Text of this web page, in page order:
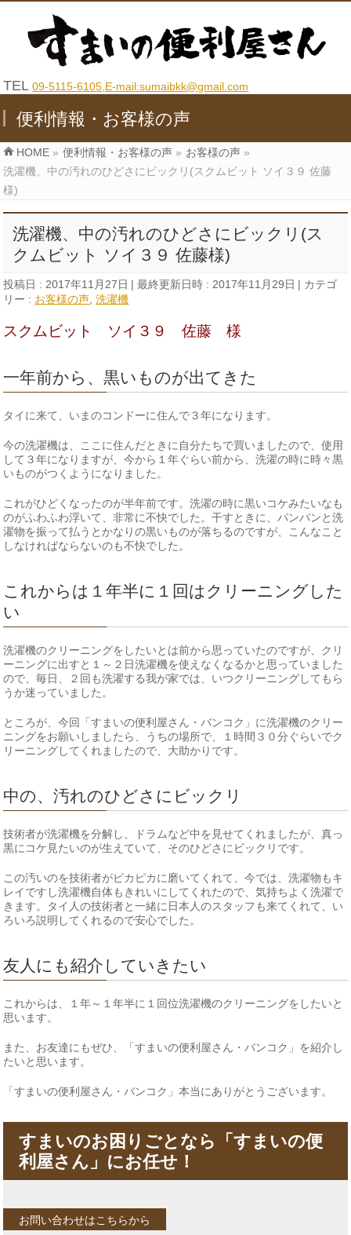
TEL09-5115-6105,E-mail:sumaibkk@gmail.com
便利情報・お客様の声
HOME » 便利情報・お客様の声 » お客様の声 »
洗濯機、中の汚れのひどさにビックリ(スクムビット ソイ３９ 佐藤
様)
洗濯機、中の汚れのひどさにビックリ(ス
クムビット ソイ３９ 佐藤様)
投稿日 : 2017年11月27日 最終更新日時 : 2017年11月29日
カテゴ
リー : お客様の声,洗濯機
スクムビット ソイ３９ 佐藤 様
一年前から、黒いものが出てきた
タイに来て、いまのコンドーに住んで３年になります。
今の洗濯機は、ここに住んだときに自分たちで買いましたので、使用
して３年になりますが、今から１年ぐらい前から、洗濯の時に時々黒
いものがつくようになりました。
これがひどくなったのが半年前です。洗濯の時に黒いコケみたいなも
のがふわふわ浮いて、非常に不快でした。干すときに、パンパンと洗
濯物を振って払うとかなりの黒いものが落ちるのですが、こんなこと
しなければならないのも不快でした。
これからは１年半に１回はクリーニングした
い
洗濯機のクリーニングをしたいとは前から思っていたのですが、クリ
ーニングに出すと１～２日洗濯機を使えなくなるかと思っていました
ので、毎日、２回も洗濯する我が家では、いつクリーニングしてもら
うか迷っていました。
ところが、今回「すまいの便利屋さん・バンコク」に洗濯機のクリー
ニングをお願いしましたら、うちの場所で、１時間３０分ぐらいでク
リーニングしてくれましたので、大助かりです。
中の、汚れのひどさにビックリ
技術者が洗濯機を分解し、ドラムなど中を見せてくれましたが、真っ
黒にコケ見たいのが生えていて、そのひどさにビックリです。
この汚いのを技術者がピカピカに磨いてくれて、今では、洗濯物もキ
レイですし洗濯機自体もきれいにしてくれたので、気持ちよく洗濯で
きます。タイ人の技術者と一緒に日本人のスタッフも来てくれて、い
ろいろ説明してくれるので安心でした。
友人にも紹介していきたい
これからは、１年～１年半に１回位洗濯機のクリーニングをしたいと
思います。
また、お友達にもぜひ、「すまいの便利屋さん・バンコク」を紹介し
たいと思います。
「すまいの便利屋さん・バンコク」本当にありがとうございます。
すまいのお困りごとなら「すまいの便
利屋さん」にお任せ！
お問い合わせはこちらから